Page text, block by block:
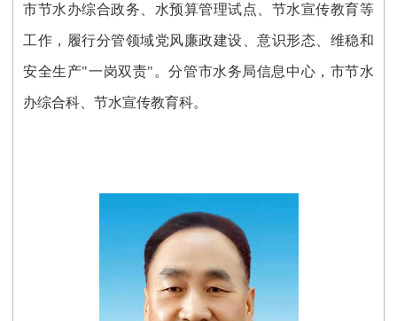
市节水办综合政务 、水预算管理试点、节水宣传教育等
工作，履行分管领域党风廉政建设、意识形态、维稳和
安全生产"一岗双责"。分管市水务局信息中心， 市节水
办综合科 、节水宣传教育科。